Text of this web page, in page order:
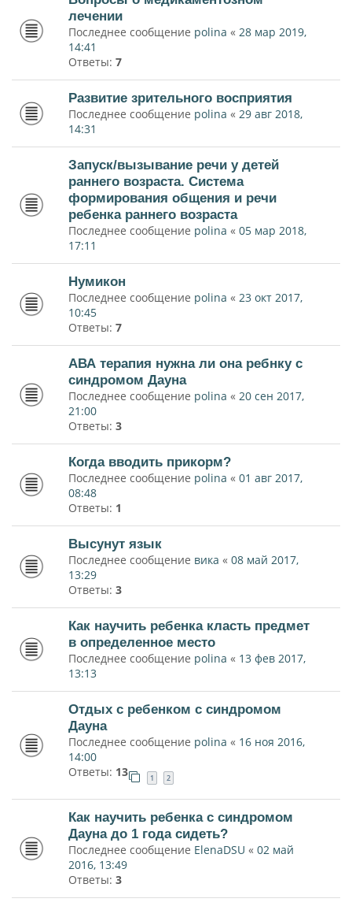
лечении
Последнее сообщение polina « 28 мар 2019,
14:41
Ответы: 7
Развитие зрительного восприятия
Последнее сообщение polina « 29 авг 2018,
14:31
Запуск/вызывание речи у детей
раннего возраста. Система
формирования общения и речи
ребенка раннего возраста
Последнее сообщение polina « 05 мар 2018,
17:11
Нумикон
Последнее сообщение polina « 23 окт 2017,
10:45
Ответы: 7
АВА терапия нужна ли она ребнку с
синдромом Дауна
Последнее сообщение polina « 20 сен 2017,
21:00
Ответы: 3
Когда вводить прикорм?
Последнее сообщение polina « 01 авг 2017,
08:48
Ответы: 1
Высунут язык
Последнее сообщение вика « 08 май 2017,
13:29
Ответы: 3
Как научить ребенка класть предмет
в определенное место
Последнее сообщение polina « 13 фев 2017,
13:13
Отдых с ребенком с синдромом
Дауна
Последнее сообщение polina « 16 ноя 2016,
14:00
Ответы: 13 1 2
Как научить ребенка с синдромом
Дауна до 1 года сидеть?
Последнее сообщение ElenaDSU « 02 май
2016, 13:49
Ответы: 3